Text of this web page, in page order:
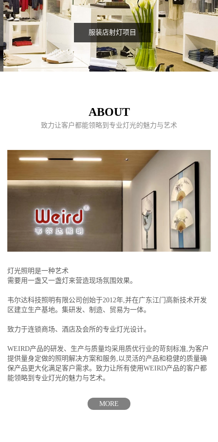
服装店射灯项目
ABOUT
致力让客户都能领略到专业灯光的魅力与艺术
灯光照明是一种艺术
需要用一盏又一盏灯来营造现场氛围效果。
韦尔达科技照明有限公司创始于2012年,并在广东江门高新技术开发
区建立生产基地。集研发、制造、贸易为一体。
致力于连锁商场、酒店及会所的专业灯光设计。
WEIRD产品的研发、生产与质量均采用质优行业的苛刻标准,为客户
提供量身定做的照明解决方案和服务,以灵活的产品和稳健的质量确
保产品更大化满足客户需求。致力让所有使用WEIRD产品的客户都
能领略到专业灯光的魅力与艺术。
MORE